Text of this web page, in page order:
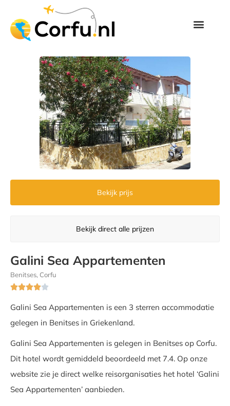
Bekijk prijs
Bekijk direct alle prijzen
Galini Sea Appartementen
Benitses, Corfu

Galini Sea Appartementen is een 3 sterren accommodatie
gelegen in Benitses in Griekenland.
Galini Sea Appartementen is gelegen in Benitses op Corfu.
Dit hotel wordt gemiddeld beoordeeld met 7.4. Op onze
website zie je direct welke reisorganisaties het hotel ‘Galini
Sea Appartementen’ aanbieden.